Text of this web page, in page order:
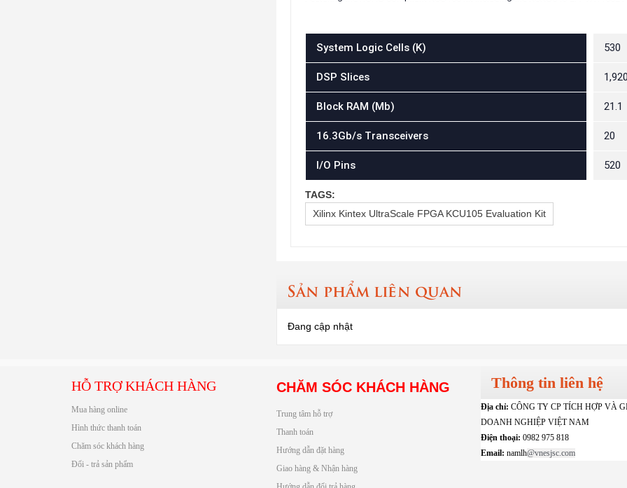
System Logic Cells (K) 530
DSP Slices 1,920
Block RAM (Mb) 21.1
16.3Gb/s Transceivers 20
I/O Pins 520
TAGS:
Xilinx Kintex UltraScale FPGA KCU105 Evaluation Kit
Sản phẩm liên quan
Đang cập nhật
HỖ TRỢ KHÁCH HÀNG
Mua hàng online
Hình thức thanh toán
Chăm sóc khách hàng
Đổi - trả sản phẩm
CHĂM SÓC KHÁCH HÀNG
Trung tâm hỗ trợ
Thanh toán
Hướng dẫn đặt hàng
Giao hàng & Nhận hàng
Thông tin liên hệ
Địa chỉ: CÔNG TY CP TÍCH HỢP VÀ
DOANH NGHIỆP VIỆT NAM
Điện thoại: 0982 975 818
Email: namlh@vnesjsc.com